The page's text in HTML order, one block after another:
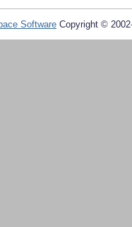
Software Copyright ©